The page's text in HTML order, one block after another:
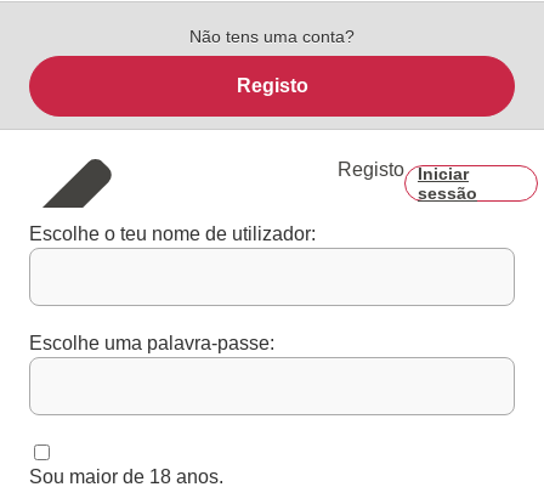
Não tens uma conta?
Registo
Registo
Iniciar
sessão
Escolhe o teu nome de utilizador:
Escolhe uma palavra-passe:
Sou maior de 18 anos.